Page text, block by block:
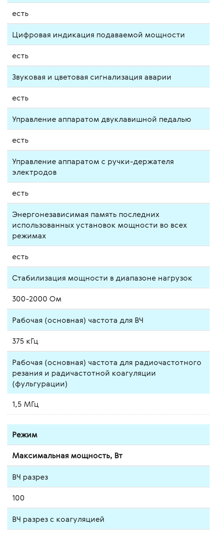
есть
Цифровая индикация подаваемой мощности
есть
Звуковая и цветовая сигнализация аварии
есть
Управление аппаратом двуклавишной педалью
есть
Управление аппаратом с ручки-держателя
электродов
есть
Энергонезависимая память последних
использованных установок мощности во всех
режимах
есть
Стабилизация мощности в диапазоне нагрузок
300-2000 Ом
Рабочая (основная) частота для ВЧ
375 кГц
Рабочая (основная) частота для радиочастотного
резания и радичастотной коагуляции
(фульгурации)
1,5 МГц
Режим
Максимальная мощность, Вт
ВЧ разрез
100
ВЧ разрез с коагуляцией